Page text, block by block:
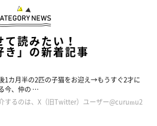
て読みたい！
き」の新着記事
1カ月半の2匹の子猫をお迎え→もうすぐ2才に
今、仲の …
するのは、X（旧Twitter）ユーザー@curumu2